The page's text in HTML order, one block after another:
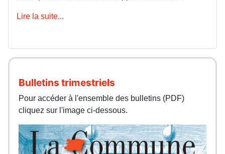
Lire la suite...
Bulletins trimestriels
Pour accéder à l'ensemble des bulletins (PDF)
cliquez sur l'image ci-dessous.